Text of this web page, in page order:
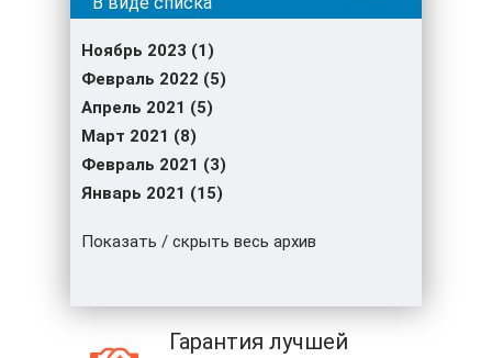
Ноябрь 2023 (1)
Февраль 2022 (5)
Апрель 2021 (5)
Март 2021 (8)
Февраль 2021 (3)
Январь 2021 (15)
Показать / скрыть весь архив
Гарантия лучшей